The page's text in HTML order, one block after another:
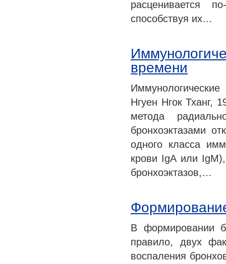
расценивается
способствуя их…
времени
Нгуен Нгок Тханг,
метода
бронхоэктазами
одного класса
крови IgA или
бронхоэктазов,…
В формировании
правило, двух
воспаления